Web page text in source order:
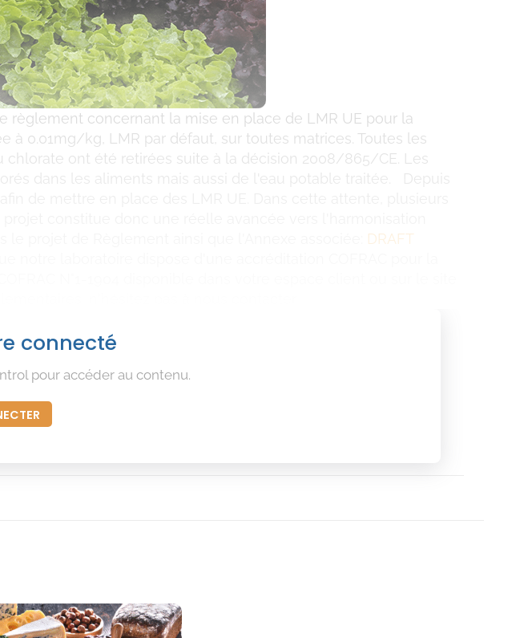
règlement concernant la mise en place de LMR UE pour la
à 0.01mg/kg, LMR par défaut, sur toutes matrices. Toutes les
ont été retirées suite à la décision 2008/865/CE. Les
dans les aliments mais aussi de l'eau potable traitée. Depuis
DRAFT
connecté
pour accéder au contenu.